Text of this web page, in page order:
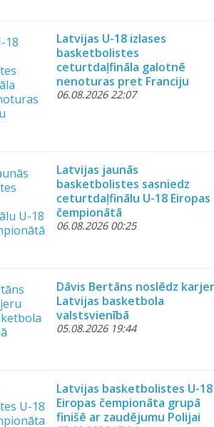
Latvijas U-18 izlases
basketbolistes
ceturtdaļfināla galotnē
nenoturas pret Franciju
06.08.2026 22:07
Latvijas jaunās
basketbolistes sasniedz
ceturtdaļfinālu U-18 Eiropas
čempionātā
06.08.2026 00:25
Dāvis Bertāns noslēdz
Latvijas basketbola
valstsvienībā
05.08.2026 19:44
Latvijas basketbolistes U-18
Eiropas čempionāta grupā
finišē ar zaudējumu Polijai